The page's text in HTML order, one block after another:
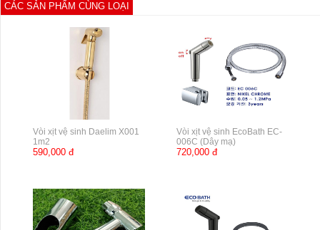
CÁC SẢN PHẨM CÙNG LOẠI
Vòi xịt vệ sinh Daelim X001
1m2
590,000 đ
Vòi xịt vệ sinh EcoBath EC-
006C (Dây mạ)
720,000 đ